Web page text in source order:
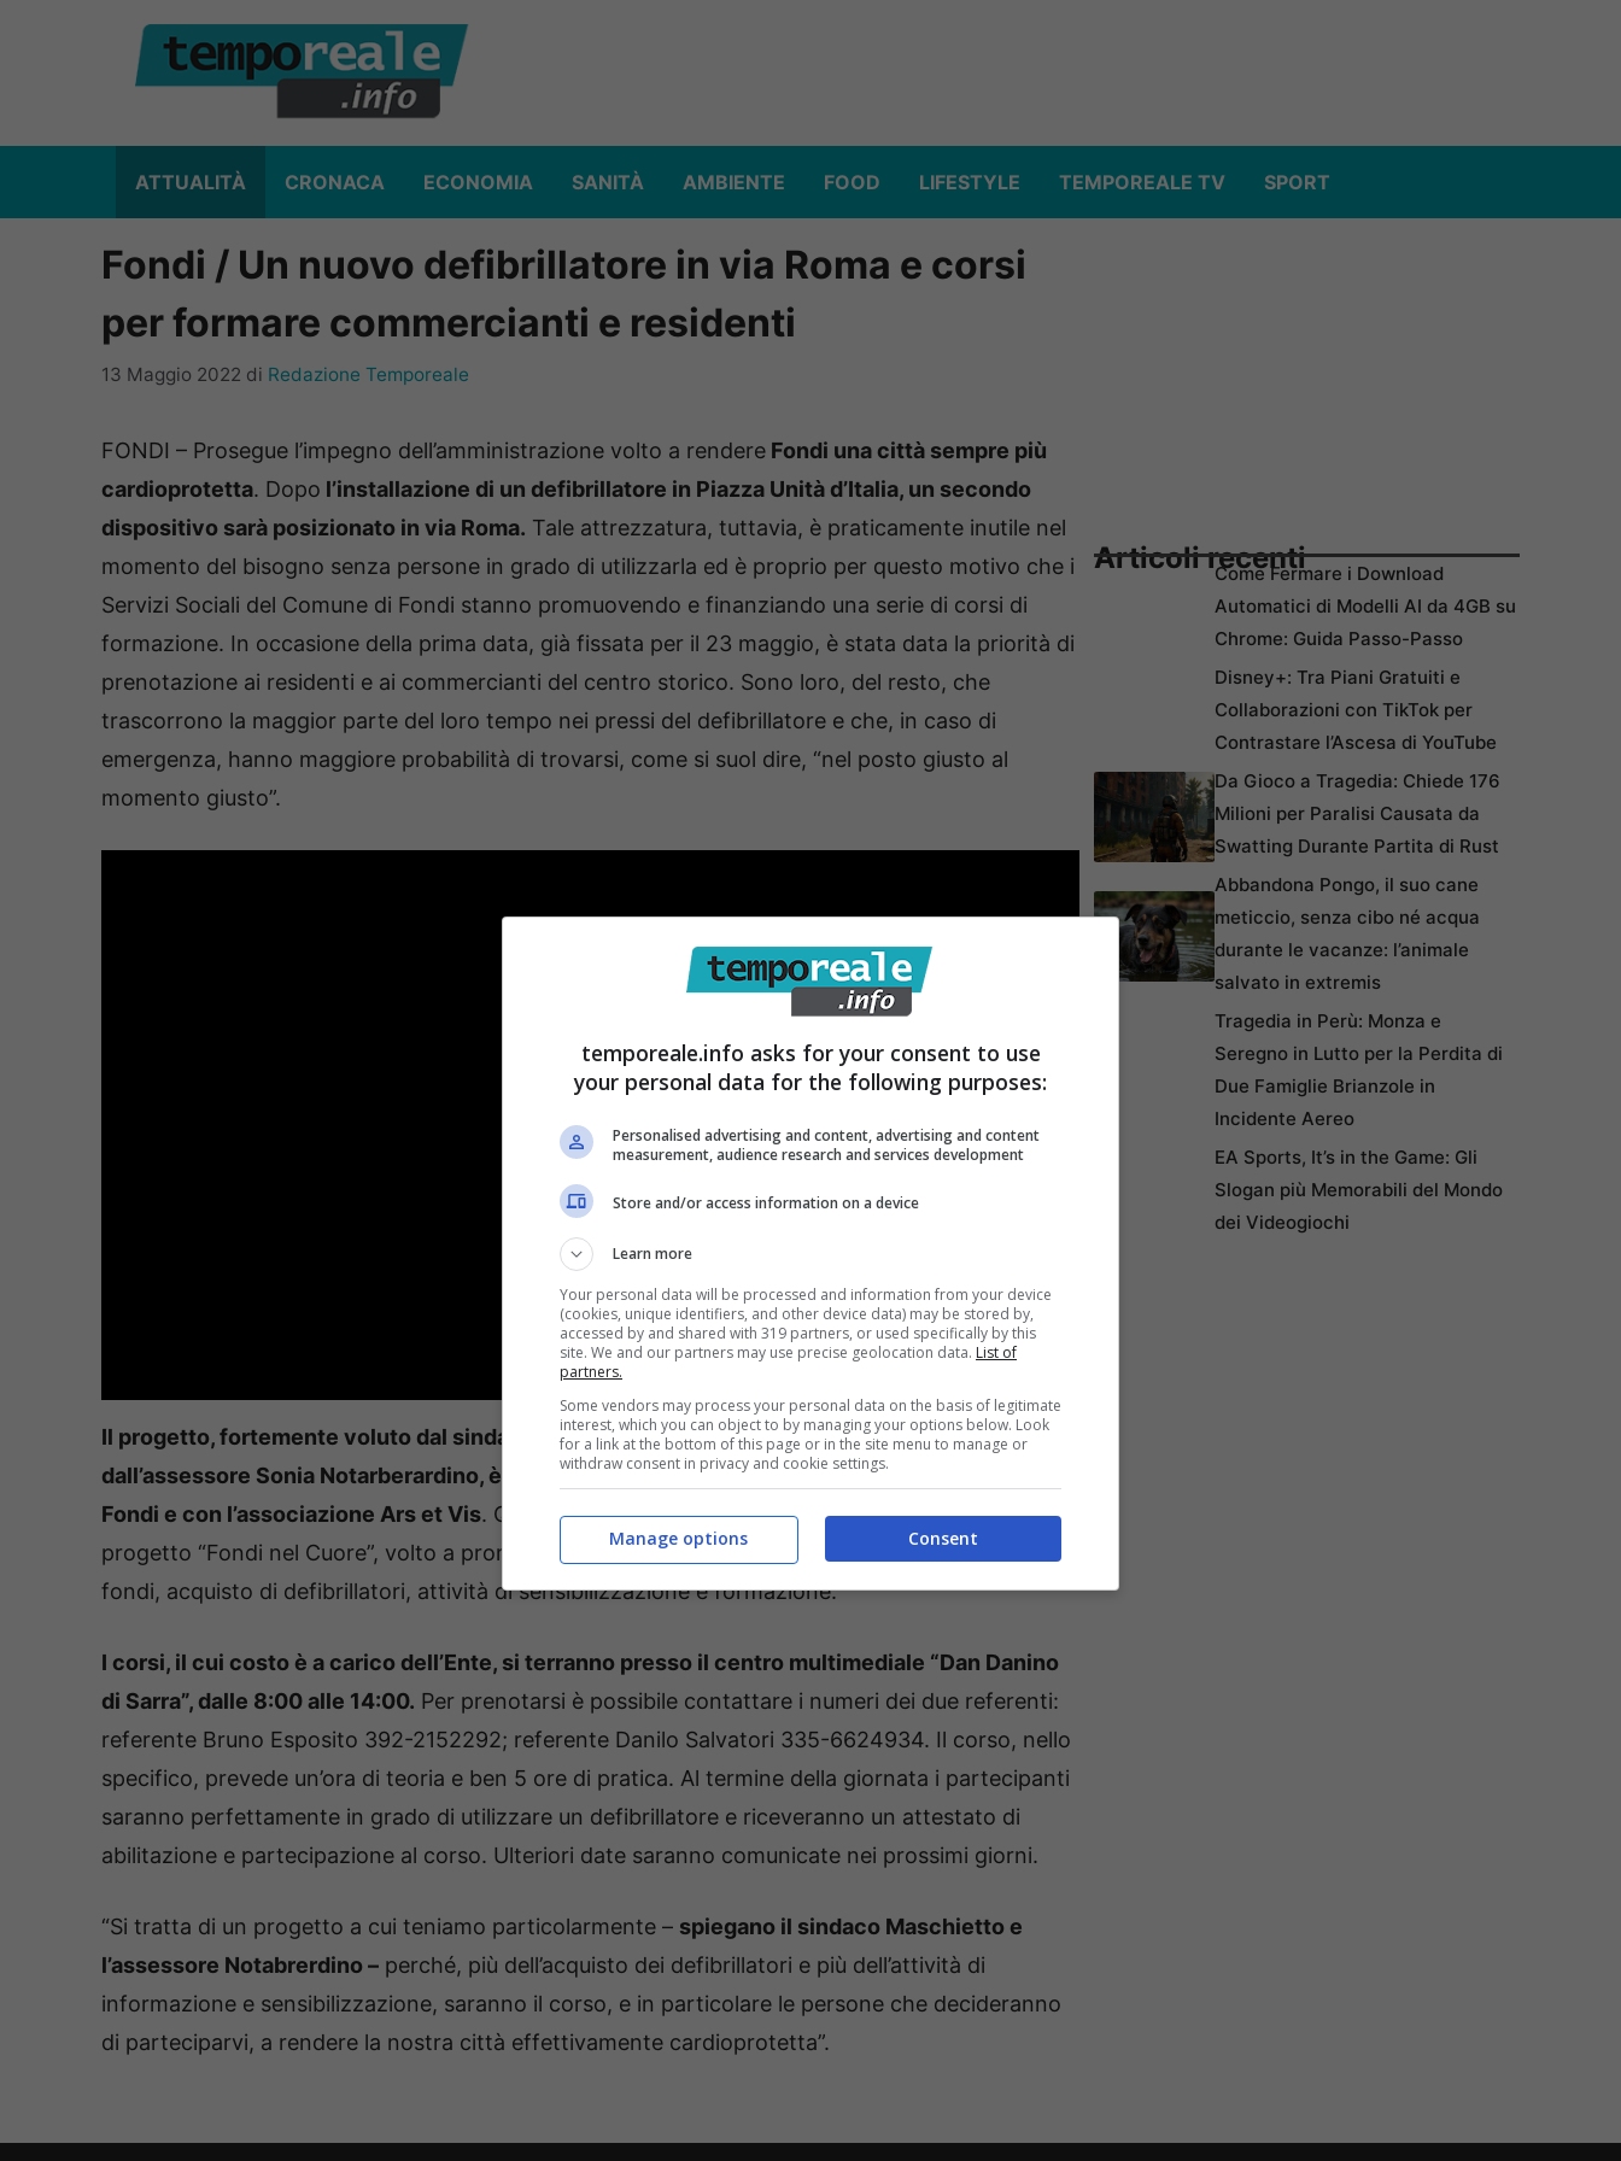
ATTUALITÀ CRONACA ECONOMIA SANITÀ AMBIENTE FOOD LIFESTYLE TEMPOREALE TV SPORT
Fondi / Un nuovo defibrillatore in via Roma e corsi
per formare commercianti e residenti
13 Maggio 2022 di Redazione Temporeale
FONDI – Prosegue l’impegno dell’amministrazione volto a rendere Fondi una città sempre più
cardioprotetta. Dopo l’installazione di un defibrillatore in Piazza Unità d’Italia, un secondo
dispositivo sarà posizionato in via Roma. Tale attrezzatura, tuttavia, è praticamente inutile nel
momento del bisogno senza persone in grado di utilizzarla ed è proprio per questo motivo che i
Servizi Sociali del Comune di Fondi stanno promuovendo e finanziando una serie di corsi di
formazione. In occasione della prima data, già fissata per il 23 maggio, è stata data la priorità di
prenotazione ai residenti e ai commercianti del centro storico. Sono loro, del resto, che
trascorrono la maggior parte del loro tempo nei pressi del defibrillatore e che, in caso di
emergenza, hanno maggiore probabilità di trovarsi, come si suol dire, “nel posto giusto al
momento giusto”.
Il progetto, fortemente voluto dal sindaco di Fondi Beniamino Maschietto e seguito
dall’assessore Sonia Notarberardino, è promosso in collaborazione con la Croce Rossa di
Fondi e con l’associazione Ars et Vis. Quest’ultima da diversi anni sta infatti promuovendo il
progetto “Fondi nel Cuore”, volto a promuovere la cardioprotezione della città con raccolte
fondi, acquisto di defibrillatori, attività di sensibilizzazione e formazione.
I corsi, il cui costo è a carico dell’Ente, si terranno presso il centro multimediale “Dan Danino
di Sarra”, dalle 8:00 alle 14:00. Per prenotarsi è possibile contattare i numeri dei due referenti:
referente Bruno Esposito 392-2152292; referente Danilo Salvatori 335-6624934. Il corso, nello
specifico, prevede un’ora di teoria e ben 5 ore di pratica. Al termine della giornata i partecipanti
saranno perfettamente in grado di utilizzare un defibrillatore e riceveranno un attestato di
abilitazione e partecipazione al corso. Ulteriori date saranno comunicate nei prossimi giorni.
“Si tratta di un progetto a cui teniamo particolarmente – spiegano il sindaco Maschietto e
l’assessore Notabrerdino – perché, più dell’acquisto dei defibrillatori e più dell’attività di
informazione e sensibilizzazione, saranno il corso, e in particolare le persone che decideranno
di parteciparvi, a rendere la nostra città effettivamente cardioprotetta”.
Articoli recentiCome Fermare i Download
Automatici di Modelli AI da 4GB su
Chrome: Guida Passo-Passo
Disney+: Tra Piani Gratuiti e
Collaborazioni con TikTok per
Contrastare l’Ascesa di YouTube
Da Gioco a Tragedia: Chiede 176
Milioni per Paralisi Causata da
Swatting Durante Partita di Rust
Abbandona Pongo, il suo cane
meticcio, senza cibo né acqua
durante le vacanze: l’animale
salvato in extremis
Tragedia in Perù: Monza e
Seregno in Lutto per la Perdita di
Due Famiglie Brianzole in
Incidente Aereo
EA Sports, It’s in the Game: Gli
Slogan più Memorabili del Mondo
dei Videogiochi
temporeale.info asks for your consent to use
your personal data for the following purposes:
Personalised advertising and content, advertising and content
measurement, audience research and services development
Store and/or access information on a device
Learn more
Your personal data will be processed and information from your device
(cookies, unique identifiers, and other device data) may be stored by,
accessed by and shared with 319 partners, or used specifically by this
site. We and our partners may use precise geolocation data. List of
partners.
Some vendors may process your personal data on the basis of legitimate
interest, which you can object to by managing your options below. Look
for a link at the bottom of this page or in the site menu to manage or
withdraw consent in privacy and cookie settings.
Consent
Manage options